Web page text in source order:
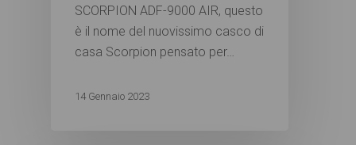
SCORPION ADF-9000 AIR, questo
è il nome del nuovissimo casco di
casa Scorpion pensato per…
14 Gennaio 2023